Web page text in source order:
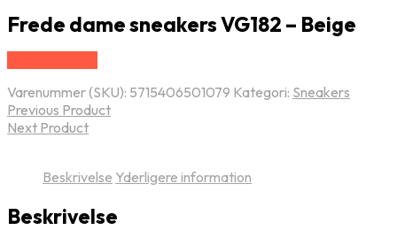
Frede dame sneakers VG182 – Beige
Varenummer (SKU): 5715406501079 Kategori: Sneakers
Previous Product
Next Product
Beskrivelse Yderligere information
Beskrivelse